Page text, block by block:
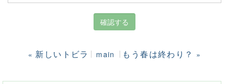
« 新しいトビラ main もう春は終わり？ »